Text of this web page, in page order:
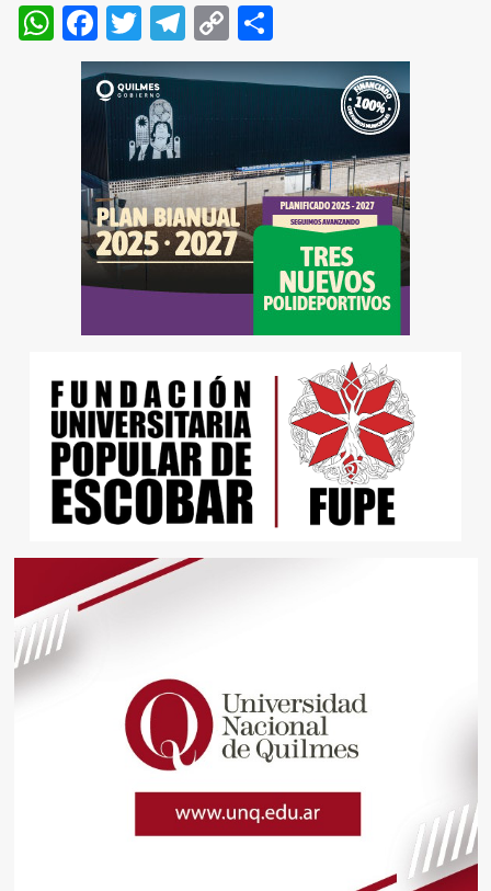
WhatsApp
Facebook
Twitter
Telegram
Copy
Link
Compartir